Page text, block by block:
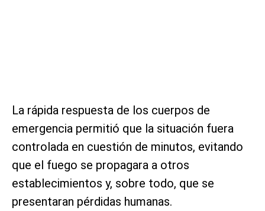
La rápida respuesta de los cuerpos de
emergencia permitió que la situación fuera
controlada en cuestión de minutos, evitando
que el fuego se propagara a otros
establecimientos y, sobre todo, que se
presentaran pérdidas humanas.